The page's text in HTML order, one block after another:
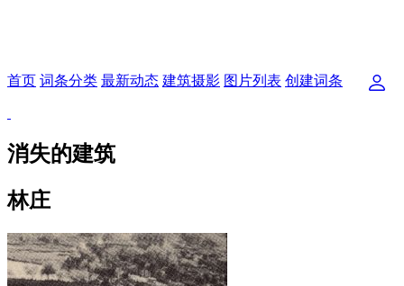
首页 词条分类 最新动态 建筑摄影 图片列表 创建词条
消失的建筑
林庄